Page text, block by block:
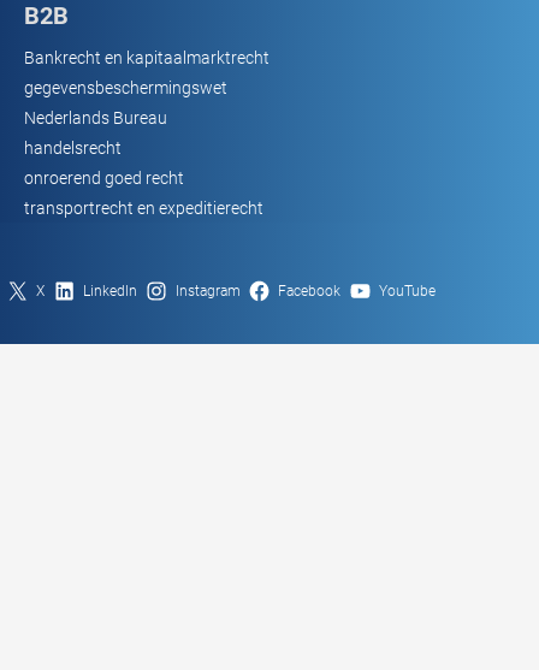
B2B
Bankrecht en kapitaalmarktrecht
gegevensbeschermingswet
Nederlands Bureau
handelsrecht
onroerend goed recht
transportrecht en expeditierecht
X LinkedIn Instagram Facebook YouTube